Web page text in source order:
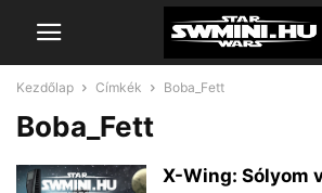
Kezdőlap Címkék Boba_Fett
Boba_Fett
X-Wing: Sólyom